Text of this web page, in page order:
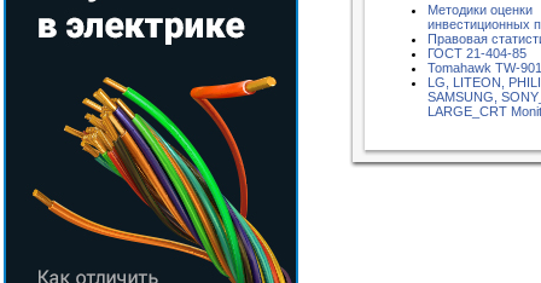
Методики оценки
инвестиционных
Правовая
ГОСТ 21-404-85
Tomahawk TW-
LG, LITEON,
SAMSUNG,
LARGE_CRT